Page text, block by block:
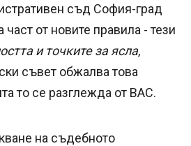
съд София-град
от новите правила - тези
и точките за ясла,
съвет обжалва това
то се разглежда от ВАС.
на съдебното